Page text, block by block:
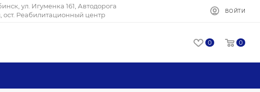
ул. Игуменка 161, Автодорога
Реабилитационный центр
ВОЙТИ
0 0